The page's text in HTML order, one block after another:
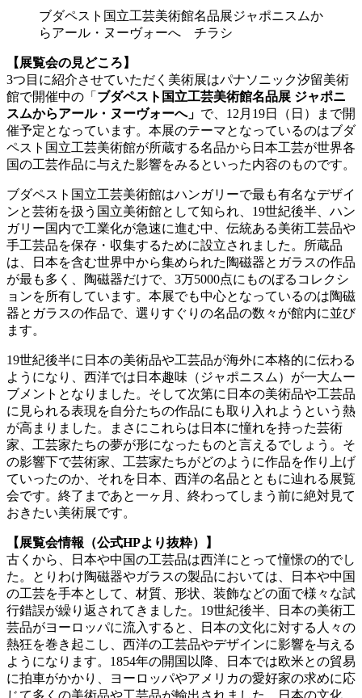
ブダペスト国立工芸美術館名品展ジャポニスムか
らアール・ヌーヴォーへ チラシ
【展覧会の見どころ】
3つ目に紹介させていただく美術展はパナソニック汐留美術
館で開催中の「 ブダペスト国立工芸美術館名品展 ジャポニ
スムからアール・ヌーヴォーへ」 で、12月19日（日）まで開
催予定となっています。本展のテーマとなっているのはブダ
ペスト国立工芸美術館が所蔵する名品から日本工芸が世界各
国の工芸作品に与えた影響をみるといった内容のものです。
ブダペスト国立工芸美術館はハンガリーで最も有名なデザイ
ンと芸術を扱う国立美術館として知られ、19世紀後半、ハン
ガリー国内で工業化が急速に進む中、伝統ある美術工芸品や
手工芸品を保存・収集するために設立されました。所蔵品
は、日本を含む世界中から集められた陶磁器とガラスの作品
が最も多く、陶磁器だけで、3万5000点にものぼるコレクシ
ョンを所有しています。本展でも中心となっているのは陶磁
器とガラスの作品で、選りすぐりの名品の数々が館内に並び
ます。
19世紀後半に日本の美術品や工芸品が海外に本格的に伝わる
ようになり、西洋では日本趣味（ジャポニスム）が一大ムー
ブメントとなりました。そして次第に日本の美術品や工芸品
に見られる表現を自分たちの作品にも取り入れようという熱
が高まりました。まさにこれらは日本に憧れを持った芸術
家、工芸家たちの夢が形になったものと言えるでしょう。そ
の影響下で芸術家、工芸家たちがどのように作品を作り上げ
ていったのか、それを日本、西洋の名品とともに辿れる展覧
会です。終了まであと一ヶ月、終わってしまう前に絶対見て
おきたい美術展です。
【展覧会情報（公式HPより抜粋）】
古くから、日本や中国の工芸品は西洋にとって憧憬の的でし
た。とりわけ陶磁器やガラスの製品においては、日本や中国
の工芸を手本として、材質、形状、装飾などの面で様々な試
行錯誤が繰り返されてきました。19世紀後半、日本の美術工
芸品がヨーロッパに流入すると、日本の文化に対する人々の
熱狂を巻き起こし、西洋の工芸品やデザインに影響を与える
ようになります。1854年の開国以降、日本では欧米との貿易
に拍車がかかり、ヨーロッパやアメリカの愛好家の求めに応